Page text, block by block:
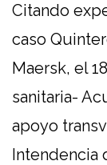
Citando
caso
Maersk, el
sanitaria-
apoyo
Intendencia